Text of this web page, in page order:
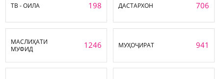
ТВ - ОИЛА 198 ДАСТАРХОН 706
МАСЛИҲАТИ
МУФИД
1246 МУҲОҶИРАТ 941